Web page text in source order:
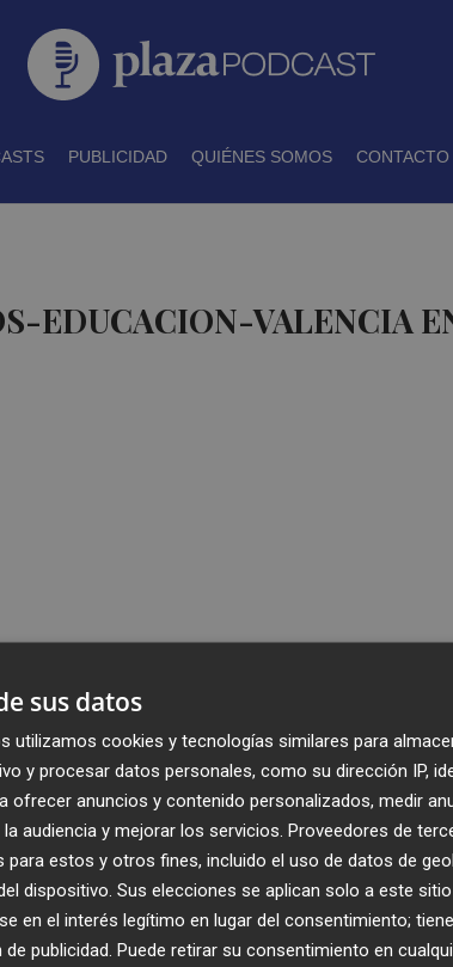
PUBLICIDAD QUIÉNES SOMOS CONTACTO
EDUCACION-VALENCIA
sus datos
utilizamos cookies y tecnologías similares para
y procesar datos personales, como su dirección IP,
ofrecer anuncios y contenido personalizados, medir
audiencia y mejorar los servicios. Proveedores de
para estos y otros fines, incluido el uso de datos de
dispositivo. Sus elecciones se aplican solo a este
en el interés legítimo en lugar del consentimiento;
publicidad . Puede retirar su consentimiento en